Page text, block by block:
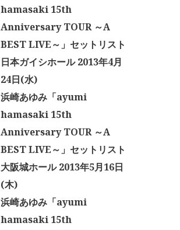
hamasaki 15th
Anniversary TOUR ～A
BEST LIVE～」セットリスト
日本ガイシホール 2013年4月
24日(水)
浜崎あゆみ「ayumi
hamasaki 15th
Anniversary TOUR ～A
BEST LIVE～」セットリスト
大阪城ホール 2013年5月16日
(木)
浜崎あゆみ「ayumi
hamasaki 15th